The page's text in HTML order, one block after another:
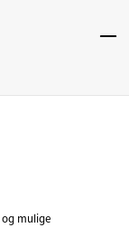
og mulige